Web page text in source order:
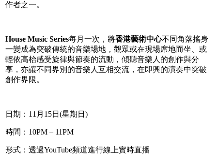
作者之一。
House Music Series每月一次，將香港藝術中心不同角落搖身
一變成為突破傳統的音樂場地，觀眾或在現場席地而坐、或
輕依高枱感受旋律與節奏的流動，傾聽音樂人的創作與分
享，亦讓不同界別的音樂人互相交流，在即興的演奏中突破
創作界限。
日期：11月15日(星期日)
時間：10PM – 11PM
形式：透過YouTube頻道進行線上實時直播